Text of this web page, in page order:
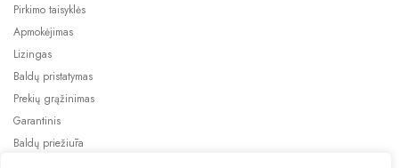
Pirkimo taisyklės
Apmokėjimas
Lizingas
Baldų pristatymas
Prekių grąžinimas
Garantinis
Baldų priežiūra